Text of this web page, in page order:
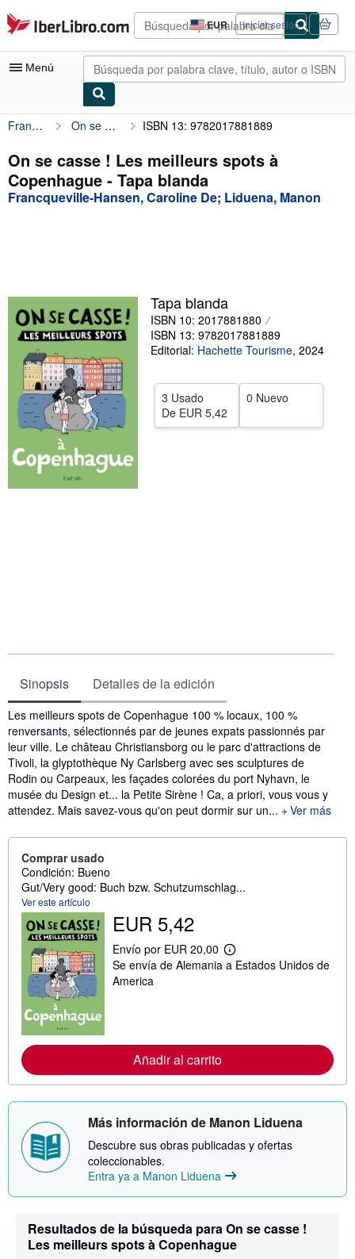
Pasar al contenido principal
IberLibro.com EUR
Preferencias
de
compra
del
Iniciar sesión
Menú
Mi cuenta
Consultar mis pedidos
Búsqueda avanzada
Vendedores
Comenzar a vender
Ayuda
Francqueville-Hansen, Caroline De On se casse ! Les meilleurs spots à Copenhague ISBN 13: 9782017881889
On se casse ! Les meilleurs spots à
Copenhague - Tapa blanda
Francqueville-Hansen, Caroline De; Liduena, Manon
Tapa blanda
ISBN 10: 2017881880
ISBN 13: 9782017881889
Editorial: Hachette Tourisme, 2024
3 Usado
De EUR 5,42
0 Nuevo
Sinopsis Detalles de la edición
Sinopsis
Les meilleurs spots de Copenhague 100 % locaux, 100 %
renversants, sélectionnés par de jeunes expats passionnés par
leur ville. Le château Christiansborg ou le parc d'attractions de
Tivoli, la glyptothèque Ny Carlsberg avec ses sculptures de
Rodin ou Carpeaux, les façades colorées du port Nyhavn, le
musée du Design et... la Petite Sirène ! Ca, a priori, vous vous y
attendez. Mais savez-vous qu'on peut dormir sur un...
Ver más
Comprar usado
Condición: Bueno
Gut/Very good: Buch bzw. Schutzumschlag...
Ver este artículo
EUR 5,42
Envío por EUR 20,00
M
á
c
i
s
b
l
a
r
i
Se envía de Alemania a Estados Unidos de
America
Añadir al carrito
Más información de Manon Liduena
Descubre sus obras publicadas y ofertas
coleccionables.
Entra ya a Manon Liduena
Resultados de la búsqueda para On se casse !
Les meilleurs spots à Copenhague